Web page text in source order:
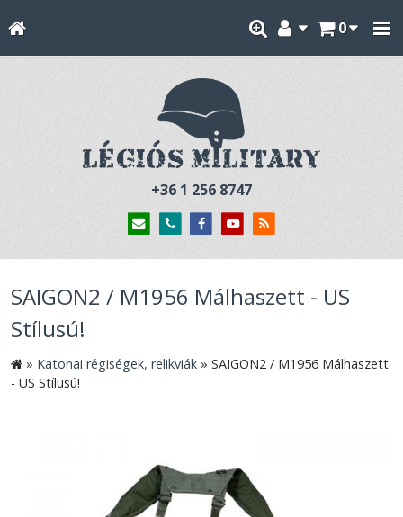
0
+36 1 256 8747
SAIGON2 / M1956 Málhaszett - US
Stílusú!
» Katonai régiségek, relikviák » SAIGON2 / M1956 Málhaszett
- US Stílusú!